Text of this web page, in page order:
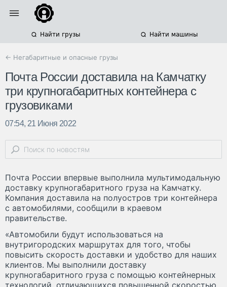
Найти грузы Найти машины
← Негабаритные и опасные грузы
Почта России доставила на Камчатку
три крупногабаритных контейнера с
грузовиками
07:54, 21 Июня 2022
Почта России впервые выполнила мультимодальную
доставку крупногабаритного груза на Камчатку.
Компания доставила на полуостров три контейнера
с автомобилями, сообщили в краевом
правительстве.
«Автомобили будут использоваться на
внутригородских маршрутах для того, чтобы
повысить скорость доставки и удобство для наших
клиентов. Мы выполнили доставку
крупногабаритного груза с помощью контейнерных